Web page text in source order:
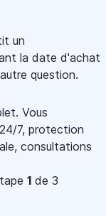
un
la date d'achat
question.
Vous
7, protection
consultations
1 de 3